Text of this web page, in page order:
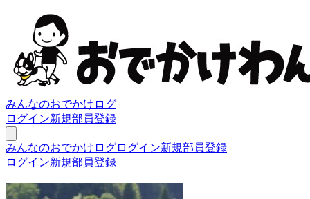
みんなのおでかけログ
ログイン新規部員登録
みんなのおでかけログログイン新規部員登録
ログイン新規部員登録